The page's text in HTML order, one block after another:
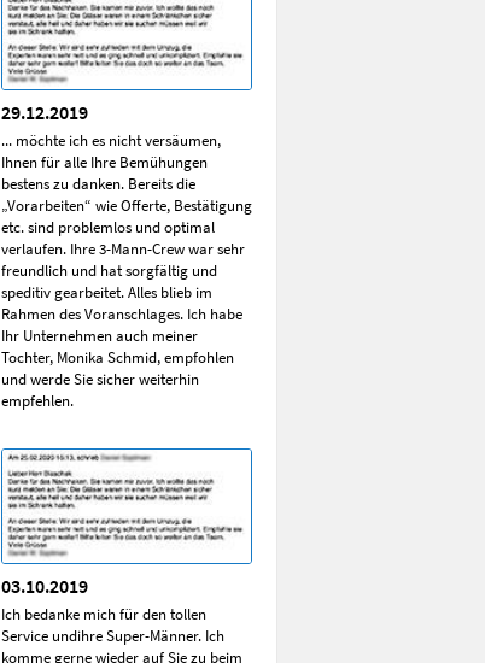
29.12.2019
... möchte ich es nicht versäumen,
Ihnen für alle Ihre Bemühungen
bestens zu danken. Bereits die
„Vorarbeiten“ wie Offerte, Bestätigung
etc. sind problemlos und optimal
verlaufen. Ihre 3-Mann-Crew war sehr
freundlich und hat sorgfältig und
speditiv gearbeitet. Alles blieb im
Rahmen des Voranschlages. Ich habe
Ihr Unternehmen auch meiner
Tochter, Monika Schmid, empfohlen
und werde Sie sicher weiterhin
empfehlen.
03.10.2019
Ich bedanke mich für den tollen
Service undihre Super-Männer. Ich
komme gerne wieder auf Sie zu beim